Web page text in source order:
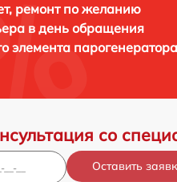
ремонт по желанию
в день обращения
элемента парогенератора
со
Оставить